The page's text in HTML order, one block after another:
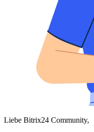
Liebe Bitrix24 Community,